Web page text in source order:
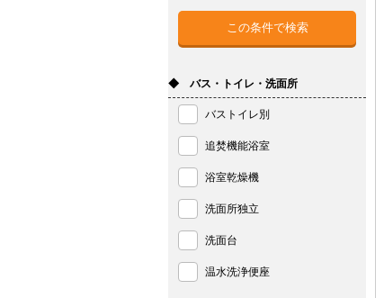
◆ バス・トイレ・洗面所
バストイレ別
追焚機能浴室
浴室乾燥機
洗面所独立
洗面台
温水洗浄便座